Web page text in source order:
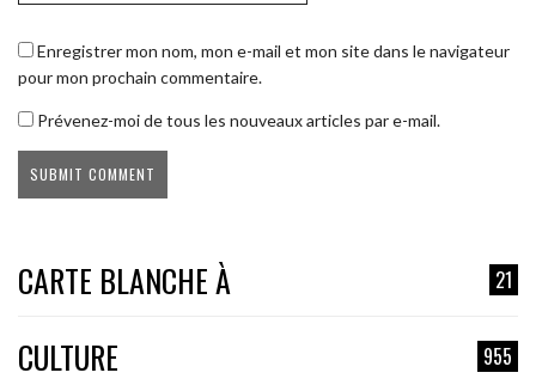
Enregistrer mon nom, mon e-mail et mon site dans le navigateur
pour mon prochain commentaire.
Prévenez-moi de tous les nouveaux articles par e-mail.
CARTE BLANCHE À 21
CULTURE 955